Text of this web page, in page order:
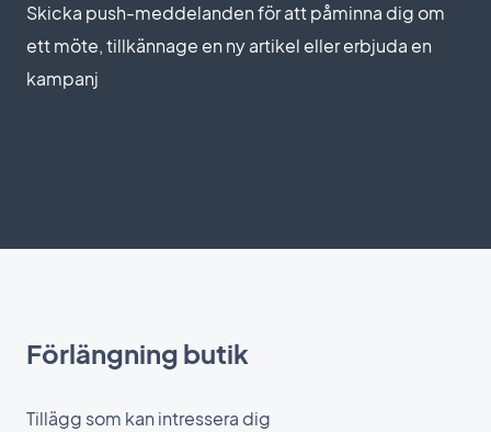
Skicka push-meddelanden för att påminna dig om
ett möte, tillkännage en ny artikel eller erbjuda en
kampanj
Förlängning butik
Tillägg som kan intressera dig